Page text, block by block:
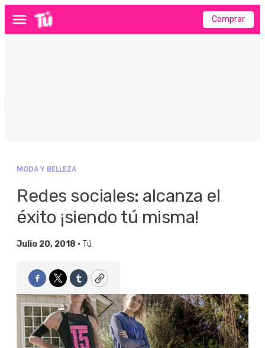
Menú Comprar
MODA Y BELLEZA
Redes sociales: alcanza el
éxito ¡siendo tú misma!
Julio 20, 2018 • Tú
Facebook
TwitterTumblrCopy